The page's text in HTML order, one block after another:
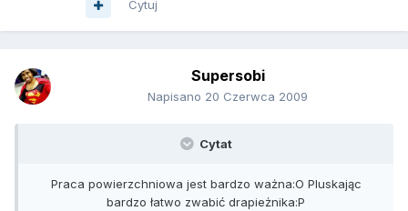
Cytuj
Supersobi
Napisano 20 Czerwca 2009
Cytat
Praca powierzchniowa jest bardzo ważna:O Pluskając
bardzo łatwo zwabić drapieżnika:P